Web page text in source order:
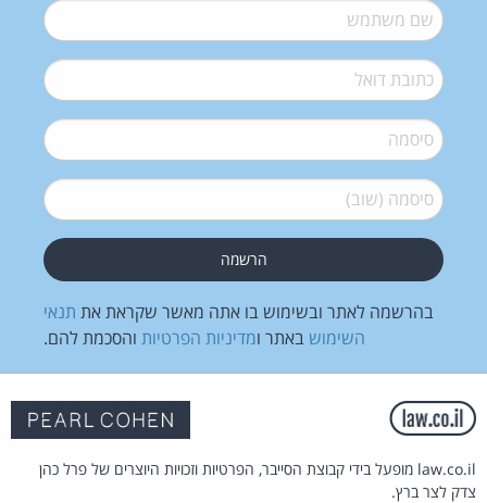
שם משתמש*
דואל*
סיסמה*
סיסמה (שוב)*
בהרשמה לאתר ובשימוש בו אתה מאשר שקראת את תנאי
השימוש באתר ומדיניות הפרטיות והסכמת להם.
law.co.il מופעל בידי קבוצת הסייבר, הפרטיות וזכויות היוצרים של פרל כהן
צדק לצר ברץ.